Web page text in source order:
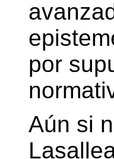
por
Aún si